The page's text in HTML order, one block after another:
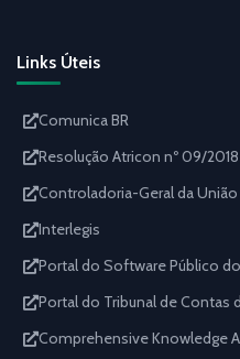
Links Úteis
Comunica BR
Resolução Atricon nº 09/2018
Controladoria-Geral da União
Interlegis
Portal do Software Público
Portal do Tribunal de Contas
Comprehensive Knowledge